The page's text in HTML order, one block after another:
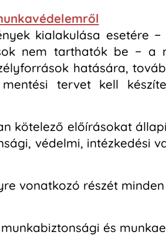
kialakulása esetére
nem tarthatók be − a
hatására,
tervet kell
kötelező előírásokat
védelmi, intézkedési
vonatkozó részét
és